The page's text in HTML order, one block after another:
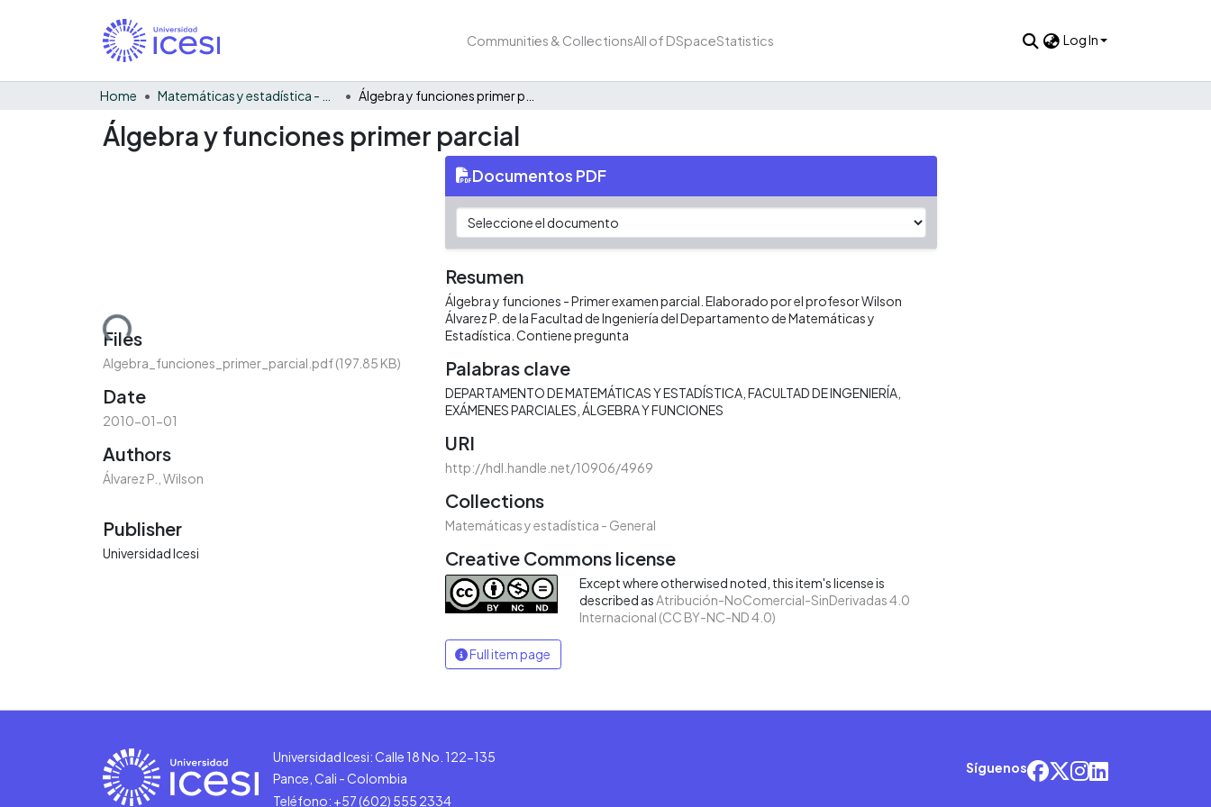
Communities & CollectionsAll of DSpaceStatistics Log In
Home
Álgebra y funciones primer parcial
Loading...
Files
Algebra_funciones_primer_parcial.pdf(197.85 KB)
Date
2010-01-01
Authors
Álvarez P., Wilson
Publisher
Universidad Icesi
Documentos PDF
Resumen
Álgebra y funciones - Primer examen parcial. Elaborado por el profesor Wilson
Álvarez P. de la Facultad de Ingeniería del Departamento de Matemáticas y
Estadística. Contiene pregunta
Palabras clave
DEPARTAMENTO DE MATEMÁTICAS Y ESTADÍSTICA FACULTAD DE INGENIERÍA
EXÁMENES PARCIALES ÁLGEBRA Y FUNCIONES
URI
http://hdl.handle.net/10906/4969
Collections
Matemáticas y estadística - General
Creative Commons license
Except where otherwised noted, this item's license is
described as Atribución-NoComercial-SinDerivadas 4.0
Internacional (CC BY-NC-ND 4.0)
Full item page
Universidad Icesi: Calle 18 No. 122-135
Pance, Cali - Colombia
Teléfono: +57 (602) 555 2334
Síguenos